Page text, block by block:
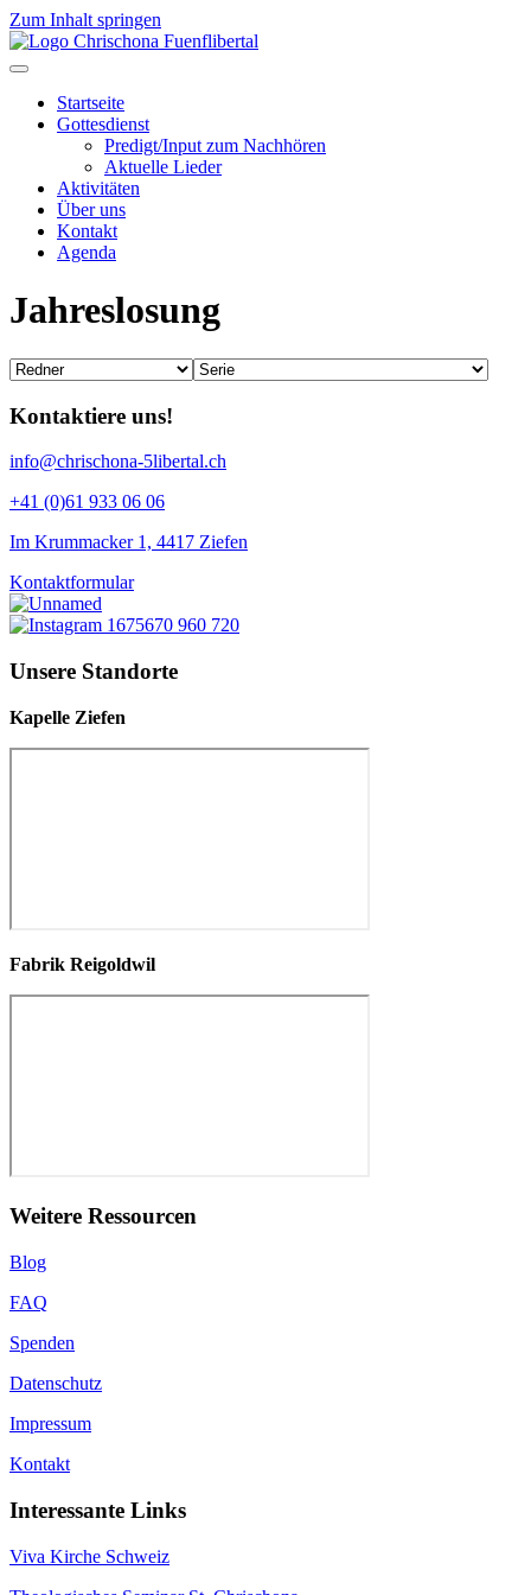
Zum Inhalt springen
Startseite
Gottesdienst
Predigt/Input zum Nachhören
Aktuelle Lieder
Aktivitäten
Über uns
Kontakt
Agenda
Jahreslosung
Kontaktiere uns!
info@chrischona-5libertal.ch
+41 (0)61 933 06 06
Im Krummacker 1, 4417 Ziefen
Kontaktformular
Unsere Standorte
Kapelle Ziefen
Fabrik Reigoldwil
Weitere Ressourcen
Blog
FAQ
Spenden
Datenschutz
Impressum
Kontakt
Interessante Links
Viva Kirche Schweiz